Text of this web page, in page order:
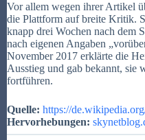
Vor allem wegen ihrer Artikel
die Plattform auf breite Kritik.
knapp drei Wochen nach dem
nach eigenen Angaben
November 2017 erklärte die
Ausstieg und gab bekannt, sie
fortführen.
Quelle: https://
Hervorhebungen: